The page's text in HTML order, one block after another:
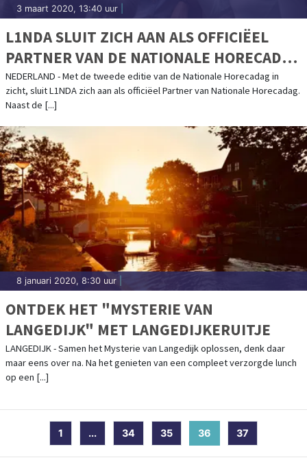
3 maart 2020, 13:40 uur
L1NDA SLUIT ZICH AAN ALS OFFICIËEL
PARTNER VAN DE NATIONALE HORECADAG
2020
NEDERLAND - Met de tweede editie van de Nationale Horecadag in
zicht, sluit L1NDA zich aan als officiëel Partner van Nationale Horecadag.
Naast de [...]
8 januari 2020, 8:30 uur
ONTDEK HET "MYSTERIE VAN
LANGEDIJK" MET LANGEDIJKERUITJE
LANGEDIJK - Samen het Mysterie van Langedijk oplossen, denk daar
maar eens over na. Na het genieten van een compleet verzorgde lunch
op een [...]
1 ... 34 35 36 (current)
37